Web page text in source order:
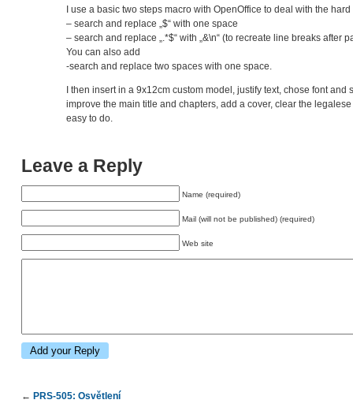
I use a basic two steps macro with OpenOffice to deal with the
– search and replace „$“ with one space
– search and replace „.*$“ with „&\n“ (to recreate line breaks after
You can also add
-search and replace two spaces with one space.
I then insert in a 9x12cm custom model, justify text, chose font
improve the main title and chapters, add a cover, clear the
easy to do.
Leave a Reply
Name (required)
Mail (will not be published) (required)
Web site
← PRS-505: Osvětlení